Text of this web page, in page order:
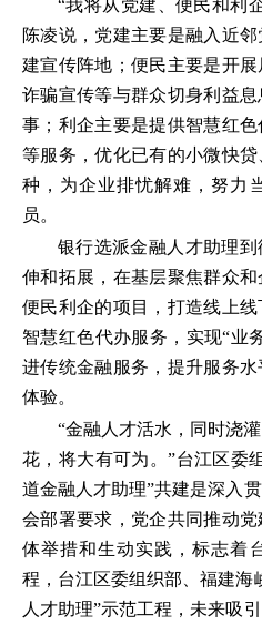
“我将从党建、便民和利
陈凌说，党建主要是融入近
建宣传阵地；便民主要是开
诈骗宣传等与群众切身利益
事；利企主要是提供智慧红
等服务，优化已有的小微快
种，为企业排忧解难，努力
员。
银行选派金融人才助理
伸和拓展，在基层聚焦群众
便民利企的项目，打造线上
智慧红色代办服务，实现“业
进传统金融服务，提升服务
体验。
“金融人才活水，同时浇
花，将大有可为。”台江区委
道金融人才助理”共建是深入
会部署要求，党企共同推动
体举措和生动实践，标志着
程，台江区委组织部、福建海
人才助理”示范工程，未来吸